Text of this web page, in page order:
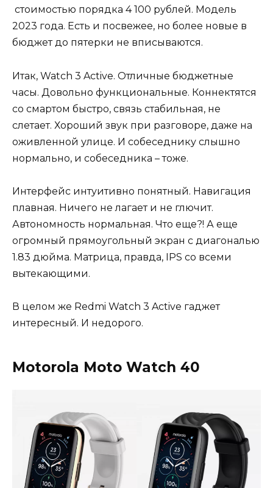
стоимостью порядка 4 100 рублей. Модель
2023 года. Есть и посвежее, но более новые в
бюджет до пятерки не вписываются.
Итак, Watch 3 Active. Отличные бюджетные
часы. Довольно функциональные. Коннектятся
со смартом быстро, связь стабильная, не
слетает. Хороший звук при разговоре, даже на
оживленной улице. И собеседнику слышно
нормально, и собеседника – тоже.
Интерфейс интуитивно понятный. Навигация
плавная. Ничего не лагает и не глючит.
Автономность нормальная. Что еще?! А еще
огромный прямоугольный экран с диагональю
1.83 дюйма. Матрица, правда, IPS со всеми
вытекающими.
В целом же Redmi Watch 3 Active гаджет
интересный. И недорого.
Motorola Moto Watch 40